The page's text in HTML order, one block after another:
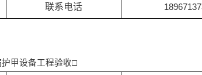
联系电话
甲设备工程验收□